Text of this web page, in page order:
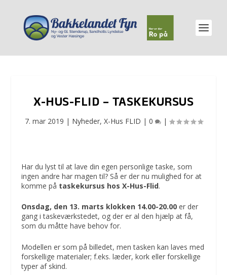
X-HUS-FLID – TASKEKURSUS
7. mar 2019 | Nyheder, X-Hus FLID | 0 |
Har du lyst til at lave din egen personlige taske, som
ingen andre har magen til? Så er der nu mulighed for at
komme på taskekursus hos X-Hus-Flid.
Onsdag, den 13. marts klokken 14.00-20.00 er der
gang i taskeværkstedet, og der er al den hjælp at få,
som du måtte have behov for.
Modellen er som på billedet, men tasken kan laves med
forskellige materialer; f.eks. læder, kork eller forskellige
typer af skind.